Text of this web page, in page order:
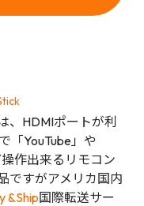
、HDMIポートが利
「YouTube」や
作出来るリモコン
ですがアメリカ国内
&Ship国際転送サー